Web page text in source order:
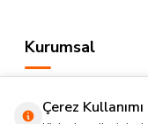
Kurumsal
Çerez Kullanımı